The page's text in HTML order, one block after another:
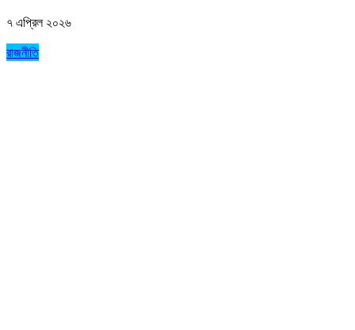
৭ এপ্রিল ২০২৬
রাজনীতি